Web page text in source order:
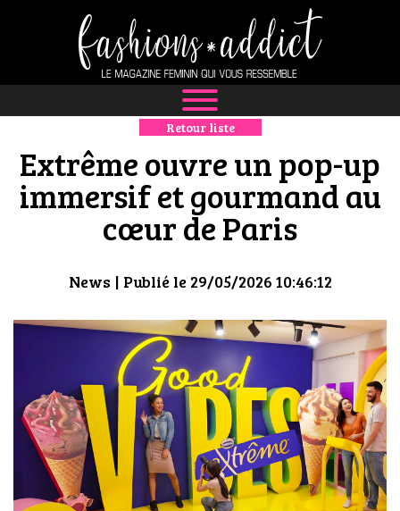
NEWS
MODE
LUXE
DÉFILÉS
BOUTIQUE
CULTURE
HIGH TECH
MAISON
AUTO
Retour liste
Extrême ouvre un pop-up
immersif et gourmand au
cœur de Paris
News | Publié le 29/05/2026 10:46:12